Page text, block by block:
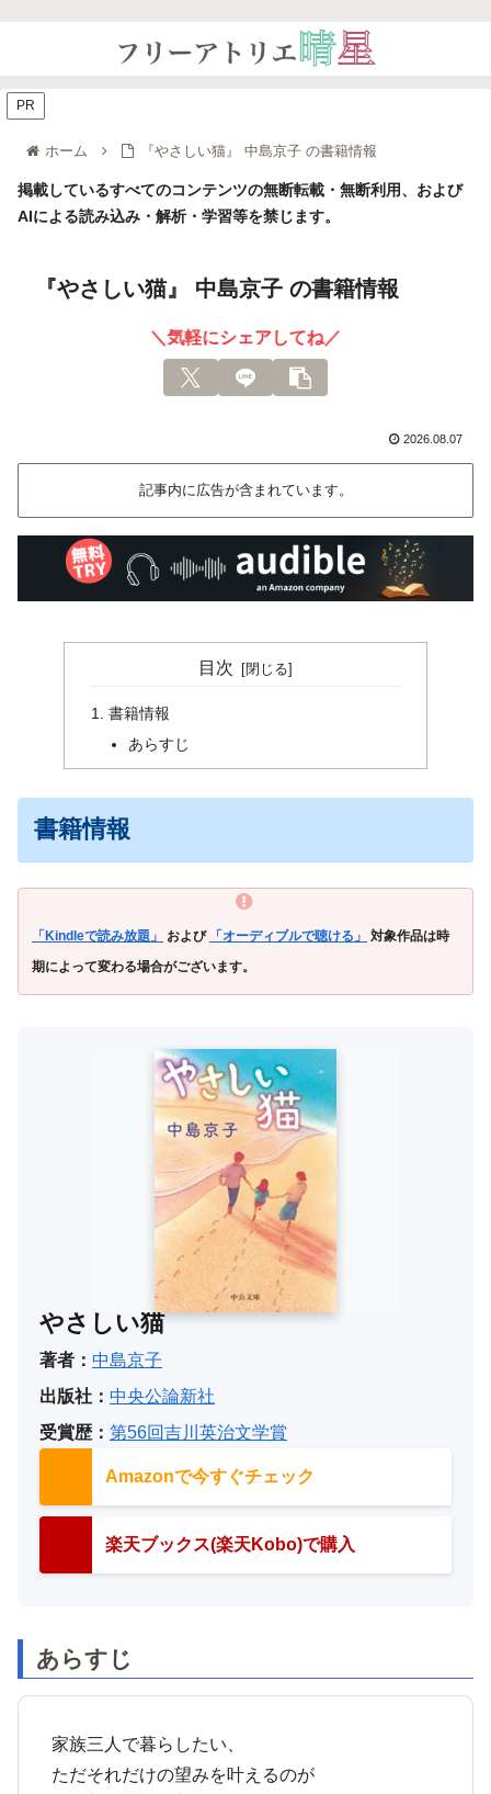
ホーム 『やさしい猫』 中島京子 の書籍情報
掲載しているすべてのコンテンツの無断転載・無断利用、および
AIによる読み込み・解析・学習等を禁じます。
『やさしい猫』 中島京子 の書籍情報
＼気軽にシェアしてね／
2026.08.07
記事内に広告が含まれています。
PR
目次
書籍情報
あらすじ
書籍情報
「Kindleで読み放題」 および 「オーディブルで聴ける」
対象作品は時
期によって変わる場合がございます。
やさしい猫
著者： 中島京子
出版社： 中央公論新社
受賞歴： 第56回吉川英治文学賞
Amazonで今すぐチェック
楽天ブックス(楽天Kobo)で購入
あらすじ
家族三人で暮らしたい、
ただそれだけの望みを叶えるのが